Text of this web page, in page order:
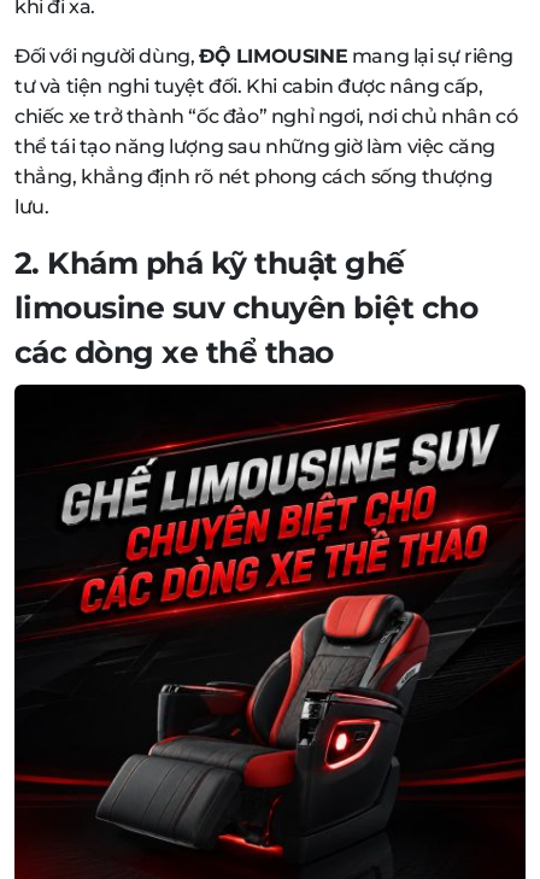
khi đi xa.
Đối với người dùng, ĐỘ LIMOUSINE mang lại sự riêng
tư và tiện nghi tuyệt đối. Khi cabin được nâng cấp,
chiếc xe trở thành “ốc đảo” nghỉ ngơi, nơi chủ nhân có
thể tái tạo năng lượng sau những giờ làm việc căng
thẳng, khẳng định rõ nét phong cách sống thượng
lưu.
2. Khám phá kỹ thuậtghế
limousine suvchuyên biệt cho
các dòng xe thể thao